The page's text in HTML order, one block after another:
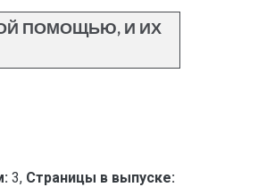
ПОМОЩЬЮ, И ИХ
3, Страницы в выпуске: